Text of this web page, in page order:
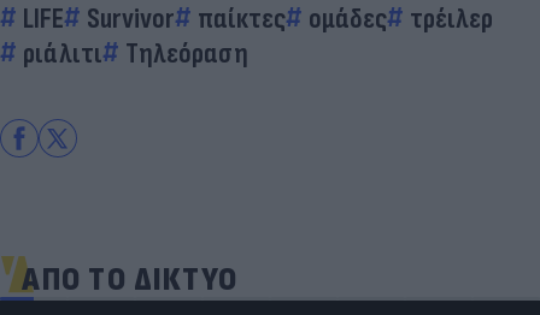
LIFE Survivor παίκτες ομάδες
τρέιλερ
ριάλιτι
Τηλεόραση
ΑΠΟ ΤΟ ΔΙΚΤΥΟ